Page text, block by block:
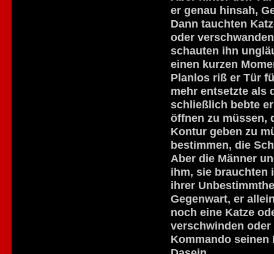
er genau hinsah,
Dann tauchten
oder
schauten ihn
einen kurzen
Planlos riß er Tür
mehr entsetzte als
schließlich bebte
öffnen zu müssen,
Kontur geben zu
bestimmen, die
Aber die Männer
ihm, sie brauchten
ihrer
Gegenwart, er
noch eine Katze
verschwinden
Kommando seinen